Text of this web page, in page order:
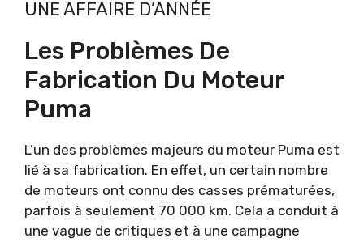
UNE AFFAIRE D’ANNÉE
Les Problèmes De
Fabrication Du Moteur
Puma
L’un des problèmes majeurs du moteur Puma est
lié à sa fabrication. En effet, un certain nombre
de moteurs ont connu des casses prématurées,
parfois à seulement 70 000 km. Cela a conduit à
une vague de critiques et à une campagne